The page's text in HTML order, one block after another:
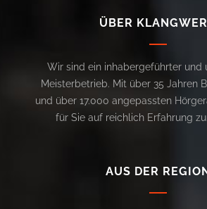
ÜBER
Wir sind ein inhabergeführter und
Meisterbetrieb. Mit über 35 Jahren
und über 17.000 angepassten
für Sie auf reichlich Erfahrung
AUS DER